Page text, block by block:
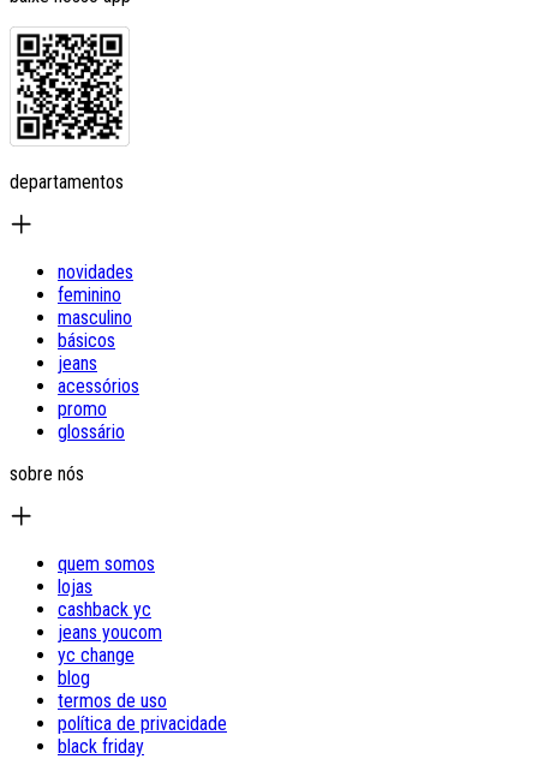
departamentos
novidades
feminino
masculino
básicos
jeans
acessórios
promo
glossário
sobre nós
quem somos
lojas
cashback yc
jeans youcom
yc change
blog
termos de uso
política de privacidade
black friday